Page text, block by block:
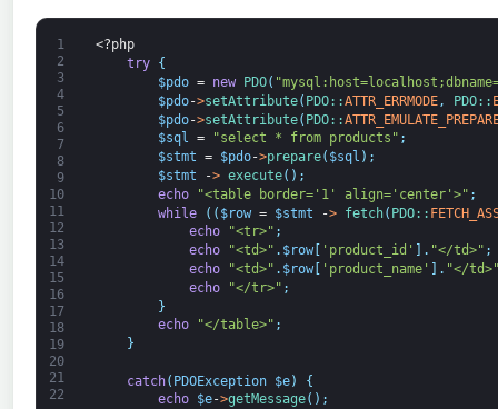
1
2
3
4
5
6
7
8
9
10
11
12
13
14
15
16
17
18
19
20
21
22
<?php
try
{
$pdo = new PDO(
$pdo->setAttribute( PDO::ATTR_ERRMODE, PDO::
$pdo->setAttribute( PDO::
$sql = "select * from products" ;
$stmt = $pdo->prepare( $sql ) ;
$stmt
-> execute( ) ;
echo
"<table border='1' align='center'>" ;
while
( ( $row = $stmt -> fetch( PDO::
echo
"<tr>" ;
echo
"<td>" . $row[ 'product_id' . "</td>" ;
echo
"<td>" . $row[ 'product_name' . "</
echo
"</tr>" ;
}
echo
"</table>" ;
}
catch( PDOException $e)
{
echo
$e->getMessage( ) ;